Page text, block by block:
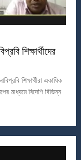
শিক্ষার্থীদের
শিক্ষার্থীরা একাধিক
মাধ্যমে বিদেশি বিভিন্ন